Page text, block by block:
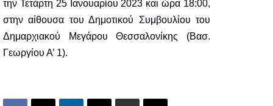
την Τετάρτη 25 Ιανουαρίου 2023 και ώρα 18:00,
στην αίθουσα του Δημοτικού Συμβουλίου του
Δημαρχιακού Μεγάρου Θεσσαλονίκης (Βασ.
Γεωργίου Α’ 1).